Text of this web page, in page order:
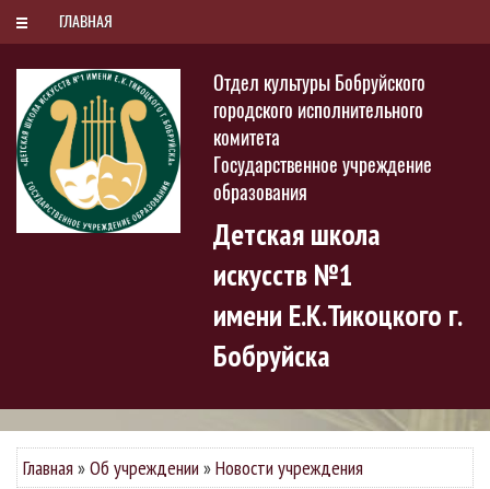
Понедельник, 10 августа 2026
Отдел культуры Бобруйского
городского исполнительного
комитета
Государственное учреждение
образования
Детская школа
искусств №1
имени Е.К.Тикоцкого г.
Бобруйска
ГЛАВНАЯ
Главная »Об учреждении »Новости учреждения